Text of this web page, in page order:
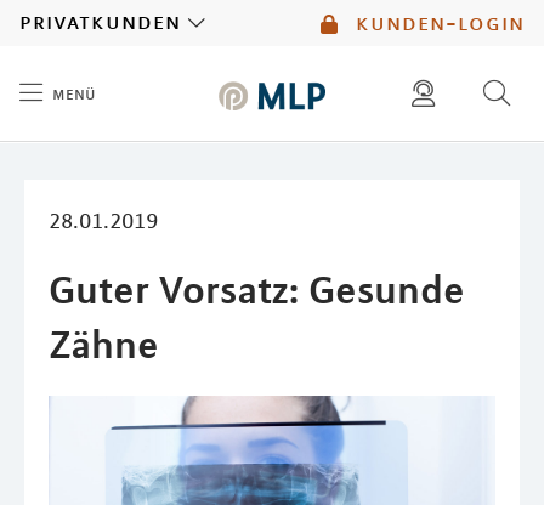
kunden-login
privatkunden
menü
28.01.2019
Guter Vorsatz: Gesunde
Zähne